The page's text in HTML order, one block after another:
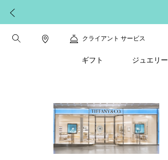
クライアント サービス
ギフト ジュエリー